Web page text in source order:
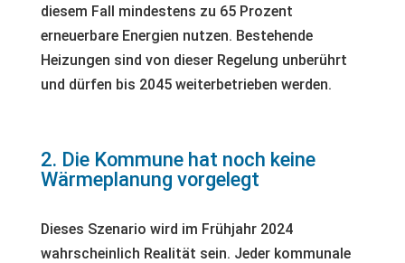
diesem Fall mindestens zu 65 Prozent
erneuerbare Energien nutzen. Bestehende
Heizungen sind von dieser Regelung unberührt
und dürfen bis 2045 weiterbetrieben werden.
2. Die Kommune hat noch keine
Wärmeplanung vorgelegt
Dieses Szenario wird im Frühjahr 2024
wahrscheinlich Realität sein. Jeder kommunale